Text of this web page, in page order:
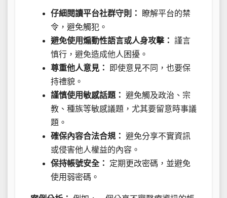
仔細閱讀平台社群守則：
瞭解平台的禁
令，避免觸犯。
避免使用煽動性語言或人身攻擊： 謹言
慎行，避免造成他人困擾。
尊重他人意見：
即使意見不同，也要保
持禮貌。
謹慎使用敏感話題： 避免觸及政治、宗
教、種族等敏感議題，尤其要留意時事議
題。
確保內容合法合規： 避免分享不實資訊
或侵害他人權益的內容。
保持帳號安全：
定期更改密碼，並避免
使用弱密碼。